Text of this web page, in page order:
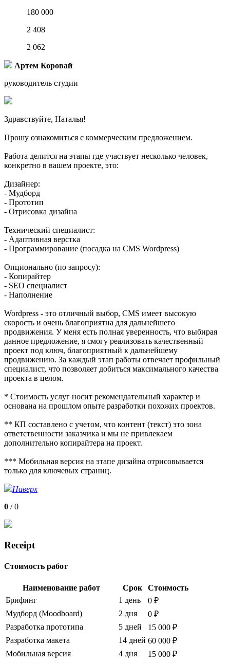
180 000
2 408
2 062
Артем Коровай
руководитель студии
Здравствуйте, Наталья!
Прошу ознакомиться с коммерческим предложением.
Работа делится на этапы где участвует несколько человек,
конкретно в вашем проекте, это:
Дизайнер:
- Мудборд
- Прототип
- Отрисовка дизайна
Технический специалист:
- Адаптивная верстка
- Программирование (посадка на CMS Wordpress)
Опционально (по запросу):
- Копирайтер
- SEO специалист
- Наполнение
Wordpress - это отличный выбор, CMS имеет высокую
скорость и очень благоприятна для дальнейшего
продвижения. У меня есть полная уверенность, что выбирая
данное предложение, я смогу реализовать качественный
проект под ключ, благоприятный к дальнейшему
продвижению. За каждый этап работы отвечает профильный
специалист, что позволяет добиться максимального качества
проекта в целом.
* Стоимость услуг носит рекомендательный характер и
основана на прошлом опыте разработки похожих проектов.
** КП составлено с учетом, что контент (текст) это зона
ответственности заказчика и мы не привлекаем
дополнительно копирайтера на проект.
*** Мобильная версия на этапе дизайна отрисовывается
только для ключевых страниц.
Наверх
0 /0
Receipt
Стоимость работ
Наименование работ Срок
Стоимость
Брифинг
1 день
0 ₽
Мудборд (Moodboard)
2 дня
0 ₽
Разработка прототипа
5 дней
15 000 ₽
Разработка макета
14 дней 60 000 ₽
Мобильная версия
4 дня
15 000 ₽